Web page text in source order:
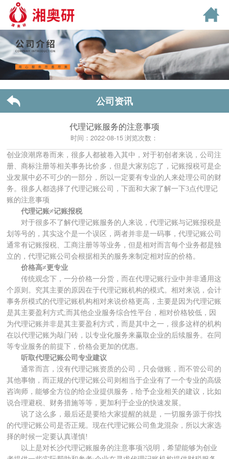
公司资讯
代理记账服务的注意事项
时间：2022-08-15 浏览次数：
创业浪潮席卷而来，很多人都被卷入其中，对于初创者来说，公司注
册、商标注册等相关事务比价多，但是大家别忘了，记账报税可是企
业发展中必不可少的一部分，所以一定要有专业的人来处理公司的财
务。很多人都选择了代理记账公司，下面和大家了解一下3点代理记
账的注意事项
代理记账≠记账报税
对于很多不了解代理记账服务的人来说，代理记账与记账报税是
划等号的，其实这个是一个误区，两者并非是一码事，代理记账公司
通常有记账报税、工商注册等等业务，但是相对而言每个业务都是独
立的，代理记账公司会根据相关的服务来制定相对应的价格。
价格高≠更专业
传统观念下，一分价格一分货，而在代理记账行业中并非通用这
个原则。究其主要的原因在于代理记账机构的模式。相对来说，会计
事务所模式的代理记账机构相对来说价格更高，主要是因为代理记账
是其主要盈利方式;而其他企业服务综合性平台，相对价格较低，因
为代理记账并非是其主要盈利方式，而是其中之一，很多这样的机构
在以代理记账为敲门砖，以专业化服务来赢取企业的后续服务。在同
等专业服务的前提下，价格会更加的优惠。
听取代理记账公司专业建议
通常而言，没有代理记账资质的公司，只会做账，而不管公司的
其他事物，而正规的代理记账公司则相当于企业有了一个专业的高级
咨询师，能够全方位的给企业提供服务，给予企业相关的建议，比如
说合理避税、财务措施等等，更加利于企业的快速发展。
说了这么多，最后还是要给大家提醒的就是，一切服务源于你找
的代理记账公司是否正规。现在代理记账公司鱼龙混杂，所以大家选
择的时候一定要认真谨慎!
以上是对长沙代理记账服务的注意事项?说明，希望能够为创业